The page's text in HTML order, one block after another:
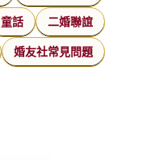
童話 二婚聯誼
婚友社常見問題